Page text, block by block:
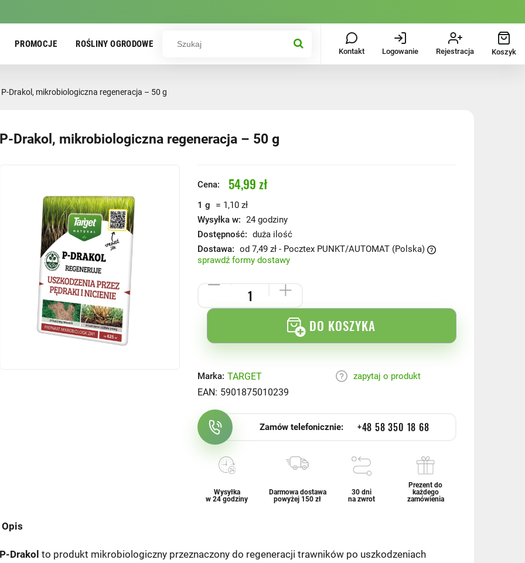
PROMOCJE ROŚLINY OGRODOWE
Kontakt Logowanie Rejestracja Koszyk
P-Drakol, mikrobiologiczna regeneracja – 50 g
P-Drakol, mikrobiologiczna regeneracja – 50 g
Cena: 54,99 zł
1 g = 1,10 zł
Wysyłka w: 24 godziny
Dostępność: duża ilość
Dostawa: od 7,49 zł - Pocztex PUNKT/AUTOMAT (Polska)
sprawdź formy dostawy
DO KOSZYKA
Marka: TARGET
EAN: 5901875010239
zapytaj o produkt
Zamów telefonicznie: +48 58 350 18 68
Wysyłka
w 24 godziny
Darmowa dostawa
powyżej 150 zł
30 dni
na zwrot
Prezent do
każdego
zamówienia
Opis
P-Drakol to produkt mikrobiologiczny przeznaczony do regeneracji trawników po uszkodzeniach